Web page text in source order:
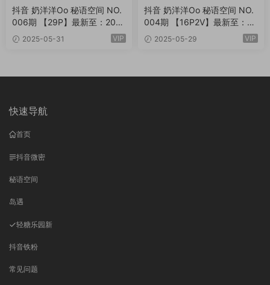
抖音 奶洋洋Oo 秘语空间 NO.
006期 【29P】最新至：202
5.6.32025-05-31 VIP
抖音 奶洋洋Oo 秘语空间 NO.
004期 【16P2V】最新至：20
25.6.12025-05-29 VIP
快速导航
首页
抖音微密
秘语空间
岛遇
轻糖乐园新
抖音铁粉
常见问题